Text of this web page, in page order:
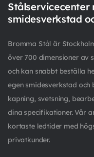
Stålservicecenter
smidesverkstad
Bromma Stål är
över 700 dimensioner av
och kan snabbt beställa
egen smidesverkstad
kapning, svetsning,
dina specifikationer. Vår
kortaste ledtider med
privatkunder.